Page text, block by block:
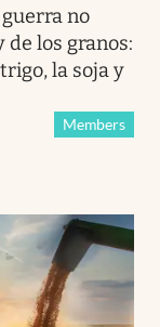
no
los granos:
la soja y
Members